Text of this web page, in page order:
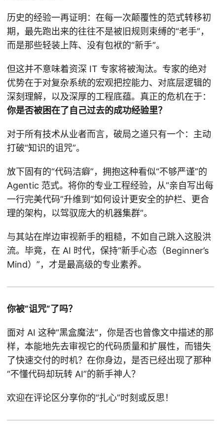
历史的经验一再证明：在每一次颠覆性的范式转移初
期，最先跑出来的往往不是被旧规则束缚的“老手”，
而是那些轻装上阵、没有包袱的“新手”。
但这并不意味着资深 IT 专家将被淘汰。专家的绝对
优势在于对复杂系统的宏观把控能力、对底层逻辑的
深刻理解，以及深厚的工程底蕴。真正的危机在于：
你是否被困在了自己过去的成功经验里？
对于所有技术从业者而言，破局之道只有一个：主动
打破“知识的诅咒”。
放下固有的“代码洁癖”，拥抱这种看似“不够严谨”的
Agentic 范式。将你的专业工程经验，从“亲自写出每
一行完美代码”升维到“如何设计更安全的护栏、更合
理的架构，以驾驭庞大的机器集群”。
与其站在岸边审视新手的粗糙，不如自己跳入这股洪
流。毕竟，在 AI 时代，保持“新手心态（Beginner’s
Mind）”，才是最高级的专业素养。
你被“诅咒”了吗？
面对 AI 这种“黑盒魔法”，你是否也曾像文中描述的那
样，本能地先去审视它的代码质量和扩展性，而错失
了快速交付的时机？在你身边，是否已经出现了那种
“不懂代码却玩转 AI”的新手神人？
欢迎在评论区分享你的“扎心”时刻或反思！